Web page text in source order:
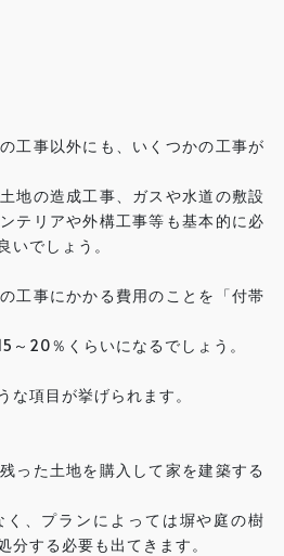
工事以外にも、いくつかの工事が
地の造成工事、ガスや水道の敷設
テリアや外構工事等も基本的に必
いでしょう。
工事にかかる費用のことを「付帯
～20％くらいになるでしょう。
な項目が挙げられます。
った土地を購入して家を建築する
、プランによっては塀や庭の樹
分する必要も出てきます。